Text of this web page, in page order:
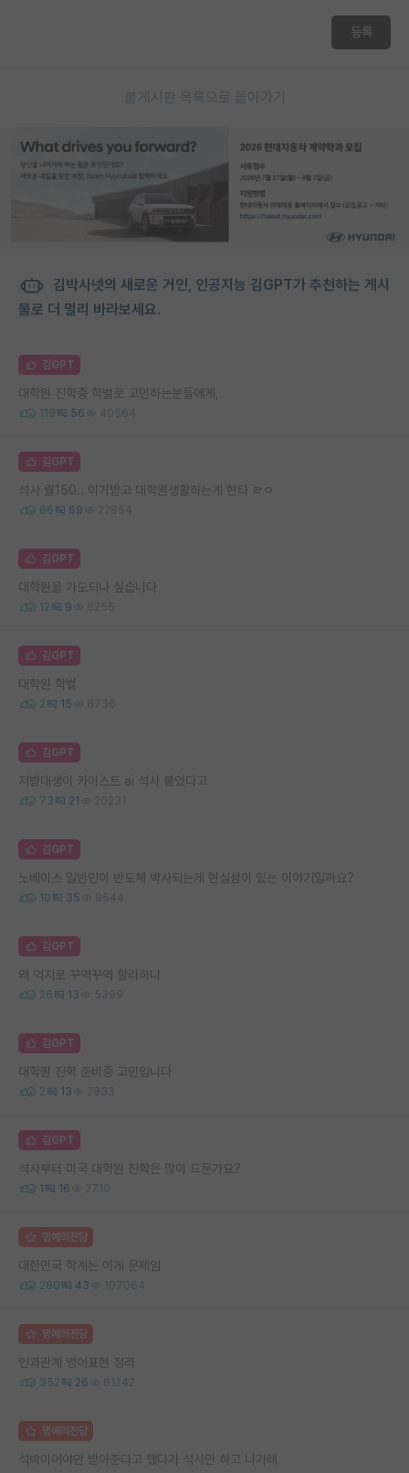
등록
게시판 목록으로 돌아가기
김박사넷의 새로운 거인, 인공지능 김GPT가 추천하는 게시
물로 더 멀리 바라보세요.
김GPT
대학원 진학중 학벌로 고민하는분들에게,
119 56 40564
김GPT
석사 월150.. 이거받고 대학원생활하는게 현타 ㄹㅇ
86 69 22854
김GPT
대학원을 가도되나 싶습니다
12 9 6255
김GPT
대학원 학벌
2 15 8736
김GPT
지방대생이 카이스트 ai 석사 붙었다고
73 21 20231
김GPT
노베이스 일반인이 반도체 박사되는게 현실성이 있는 이야기일까요?
10 35 9544
김GPT
왜 억지로 꾸역꾸역 할라하니
26 13 5399
김GPT
대학원 진학 준비중 고민입니다
2 13 2833
김GPT
석사부터 미국 대학원 진학은 많이 드문가요?
1 16 2710
명예의전당
대한민국 학계는 이게 문제임
280 43 107064
명예의전당
인과관계 영어표현 정리
352 26 81242
명예의전당
석박이어야만 받아준다고 했다가 석사만 하고 나가래